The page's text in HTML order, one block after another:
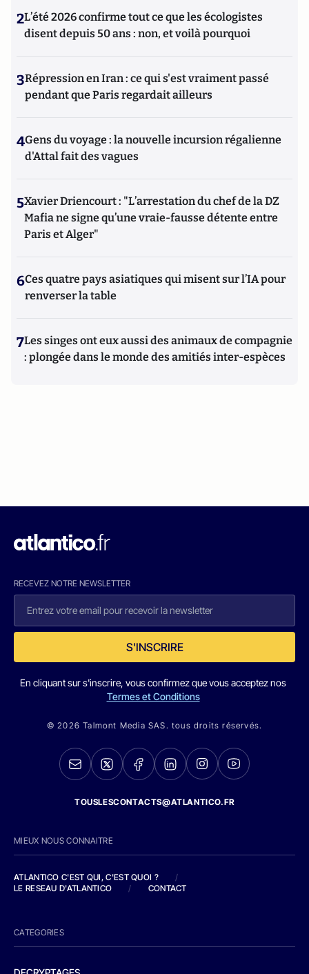
2L’été 2026 confirme tout ce que les écologistes
disent depuis 50 ans : non, et voilà pourquoi
3Répression en Iran : ce qui s'est vraiment passé
pendant que Paris regardait ailleurs
4Gens du voyage : la nouvelle incursion régalienne
d'Attal fait des vagues
5Xavier Driencourt : "L’arrestation du chef de la DZ
Mafia ne signe qu’une vraie-fausse détente entre
Paris et Alger"
6Ces quatre pays asiatiques qui misent sur l’IA pour
renverser la table
7Les singes ont eux aussi des animaux de compagnie
: plongée dans le monde des amitiés inter-espèces
RECEVEZ NOTRE NEWSLETTER
S'INSCRIRE
En cliquant sur s'inscrire, vous confirmez que vous acceptez nos
Termes et Conditions
© 2026 Talmont Media SAS. tous droits réservés.
TOUSLESCONTACTS@ATLANTICO.FR
MIEUX NOUS CONNAITRE
ATLANTICO C'EST QUI, C'EST QUOI ?
/
LE RESEAU D'ATLANTICO
/ CONTACT
CATEGORIES